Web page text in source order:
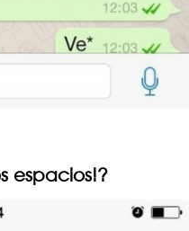
espacios!?